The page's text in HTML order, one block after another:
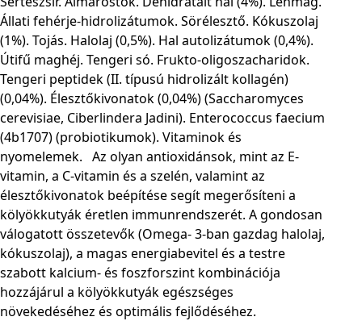
Állati fehérje-hidrolizátumok. Sörélesztő. Kókuszolaj
(1%). Tojás. Halolaj (0,5%). Hal autolizátumok (0,4%).
Útifű maghéj. Tengeri só. Frukto-oligoszacharidok.
Tengeri peptidek (II. típusú hidrolizált kollagén)
(0,04%). Élesztőkivonatok (0,04%) (Saccharomyces
cerevisiae, Ciberlindera Jadini). Enterococcus faecium
(4b1707) (probiotikumok). Vitaminok és
nyomelemek. Az olyan antioxidánsok, mint az E-
vitamin, a C-vitamin és a szelén, valamint az
élesztőkivonatok beépítése segít megerősíteni a
kölyökkutyák éretlen immunrendszerét. A gondosan
válogatott összetevők (Omega- 3-ban gazdag halolaj,
kókuszolaj), a magas energiabevitel és a testre
szabott kalcium- és foszforszint kombinációja
hozzájárul a kölyökkutyák egészséges
növekedéséhez és optimális fejlődéséhez.